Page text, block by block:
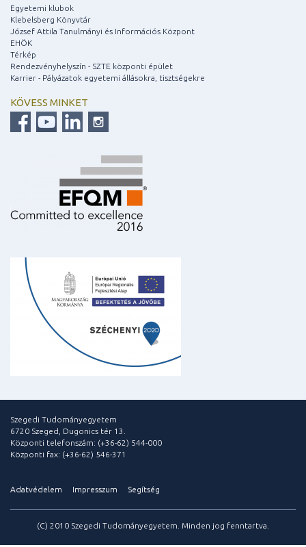
Egyetemi klubok
Klebelsberg Könyvtár
József Attila Tanulmányi és Információs Központ
EHÖK
Térkép
Rendezvényhelyszín - SZTE központi épület
Karrier - Pályázatok egyetemi állásokra, tisztségekre
KÖVESS MINKET
Szegedi Tudományegyetem
6720 Szeged, Dugonics tér 13.
Központi telefonszám: (+36-62) 544-000
Központi fax: (+36-62) 546-371
Adatvédelem Impresszum Segítség
(C) 2010 Szegedi Tudományegyetem. Minden jog fenntartva.